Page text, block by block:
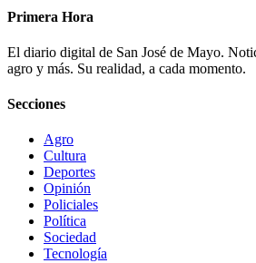
Primera Hora
El diario digital de San José de Mayo.
agro y más. Su realidad, a cada momento.
Secciones
Agro
Cultura
Deportes
Opinión
Policiales
Política
Sociedad
Tecnología